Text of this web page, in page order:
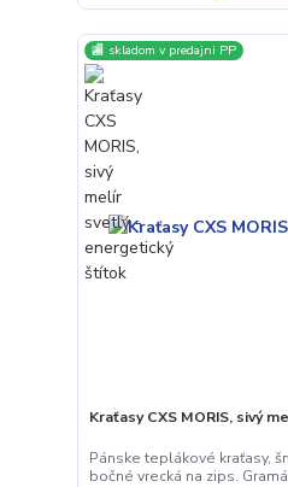
🏬 skladom v predajni PP
Kraťasy CXS MORIS, sivý
Pánske teplákové kraťasy,
bočné vrecká na zips.